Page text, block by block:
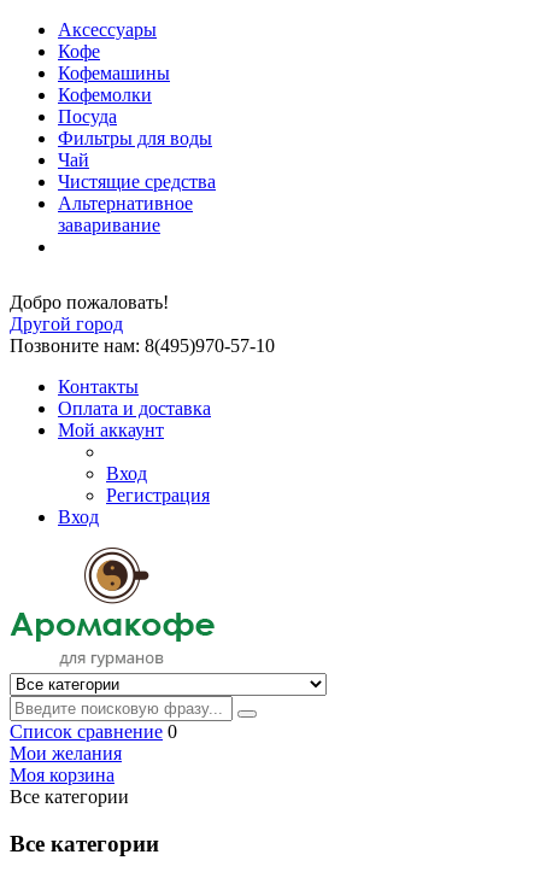
Аксессуары
Кофе
Кофемашины
Кофемолки
Посуда
Фильтры для воды
Чай
Чистящие средства
Альтернативное
заваривание
Добро пожаловать!
Другой город
Позвоните нам: 8(495)970-57-10
Контакты
Оплата и доставка
Мой аккаунт
Вход
Регистрация
Вход
Список сравнение 0
Мои желания
Моя корзина
Все категории
Все категории